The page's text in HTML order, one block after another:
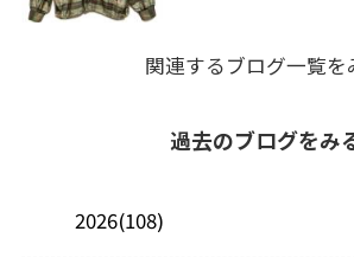
関連するブログ一覧を
過去のブログをみ
2026(108)